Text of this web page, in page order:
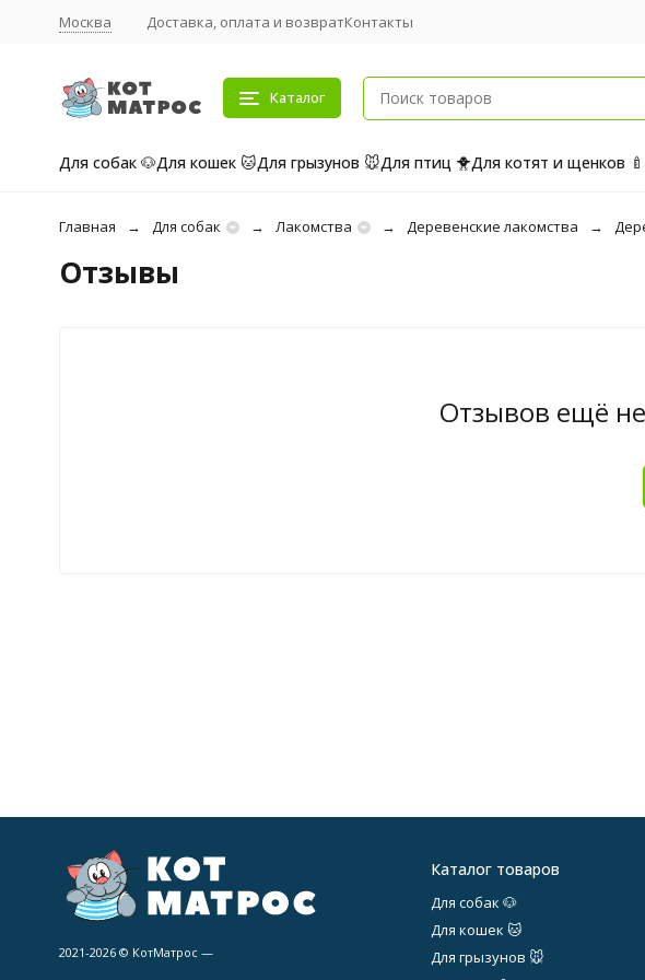
Москва Доставка, оплата и возвратКонтакты
Каталог
Для собак 🐶Для кошек 🐱Для грызунов 🐭Для птиц 🐥Для котят и щенков 🍼
Главная Для собак Лакомства Деревенские лакомства
Отзывы
Отзывов ещё
2021-2026 © КотМатрос —
Каталог товаров
Для собак 🐶
Для кошек 🐱
Для грызунов 🐭